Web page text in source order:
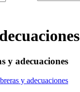
y adecuaciones
y adecuaciones